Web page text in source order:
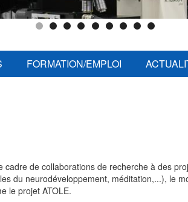
FORMATION/EMPLOI
de collaborations de recherche à des
du neurodéveloppement, méditation,...), le
le projet ATOLE.